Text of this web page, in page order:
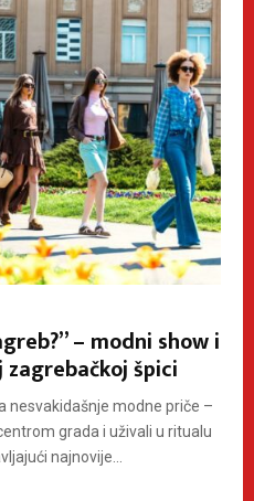
– modni show i
špici
nesvakidašnje modne priče –
grada i uživali u ritualu
najnovije...